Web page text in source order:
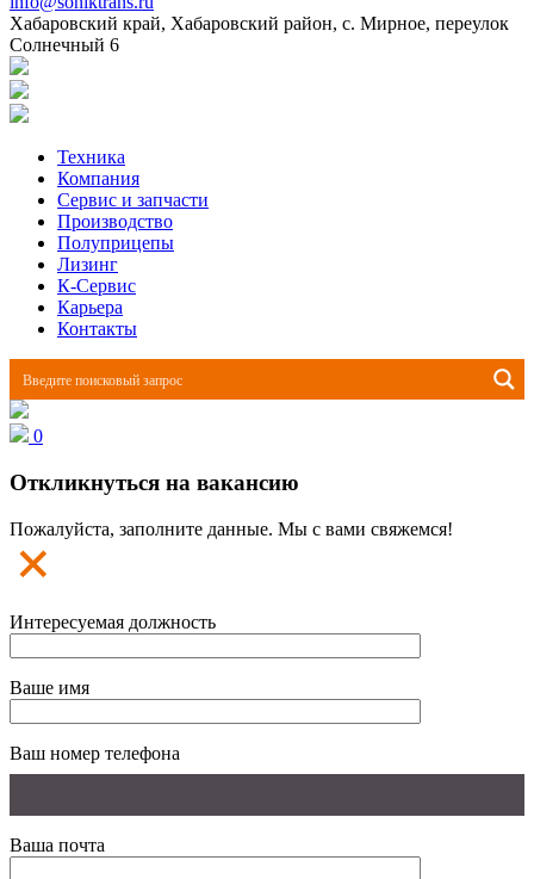
Хабаровский край, Хабаровский район, с. Мирное, переулок
Солнечный 6
Техника
Компания
Сервис и запчасти
Производство
Полуприцепы
Лизинг
К-Сервис
Карьера
Контакты
0
Откликнуться на вакансию
Пожалуйста, заполните данные. Мы с вами свяжемся!
Интересуемая должность
Ваше имя
Ваш номер телефона
Ваша почта